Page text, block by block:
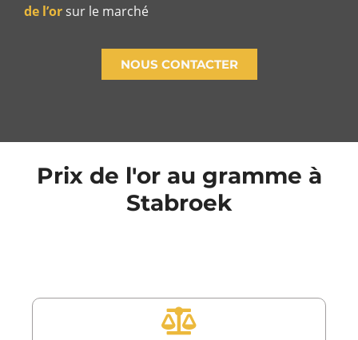
de l’or sur le marché
NOUS CONTACTER
Prix de l'or au gramme à
Stabroek